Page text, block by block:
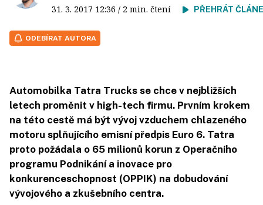
31. 3. 2017 12:36 / 2 min. čtení PŘEHRÁT
ODEBÍRAT AUTORA
Automobilka Tatra Trucks se chce v nejbližších
letech proměnit v high-tech firmu. Prvním krokem
na této cestě má být vývoj vzduchem chlazeného
motoru splňujícího emisní předpis Euro 6. Tatra
proto požádala o 65 milionů korun z Operačního
programu Podnikání a inovace pro
konkurenceschopnost (OPPIK) na dobudování
vývojového a zkušebního centra.